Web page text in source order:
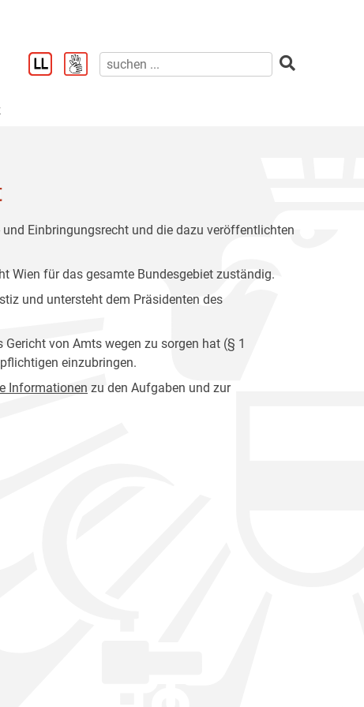
Einbringungsrecht und die dazu veröffentlichten
Wien für das gesamte Bundesgebiet zuständig.
und untersteht dem Präsidenten des
von Amts wegen zu sorgen hat (§ 1
einzubringen.
Informationen zu den Aufgaben und zur